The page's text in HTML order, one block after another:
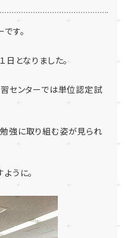
す。
となりました。
センターでは単位認定試
強に取り組む姿が見られ
うに。